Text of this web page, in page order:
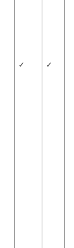
✓ ✓